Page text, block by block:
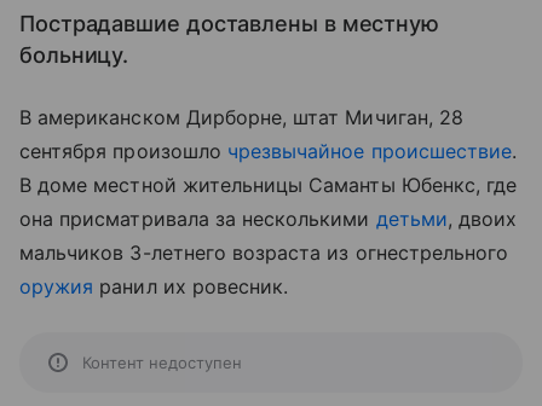
Пострадавшие доставлены в местную
больницу.
В американском Дирборне, штат Мичиган, 28
сентября произошло чрезвычайное происшествие.
В доме местной жительницы Саманты Юбенкс, где
она присматривала за несколькими детьми, двоих
мальчиков 3-летнего возраста из огнестрельного
оружия ранил их ровесник.
Контент недоступен